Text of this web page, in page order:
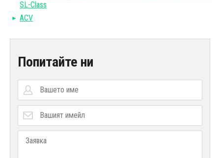
SL-Class
ACV
Попитайте ни